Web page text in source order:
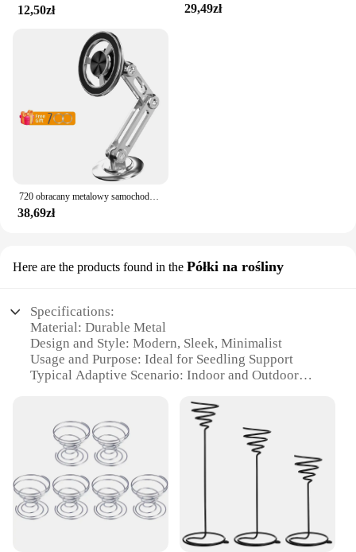
12,50zł 29,49zł
720 obracany metalowy samochodowy magnetyczny uchwyt na telefon składany stojak na telefon Magsafe odpowietrznik mocowanie magnetyczne wsparcie GPS dla wszystkich telefonów
38,69zł
Here are the products found in the Półki na rośliny
Specifications:
Material: Durable Metal
Design and Style: Modern, Sleek, Minimalist
Usage and Purpose: Ideal for Seedling Support
Typical Adaptive Scenario: Indoor and Outdoor
Shape or Size or Weight or Quantity: Compact,
Lightweight, Easy to Handle
Performance and Property: Sturdy, Rust-Resistant,
Long-Lasting
Features:
|Wholesale|Vendors|
**Enhanced Gardening Experience**